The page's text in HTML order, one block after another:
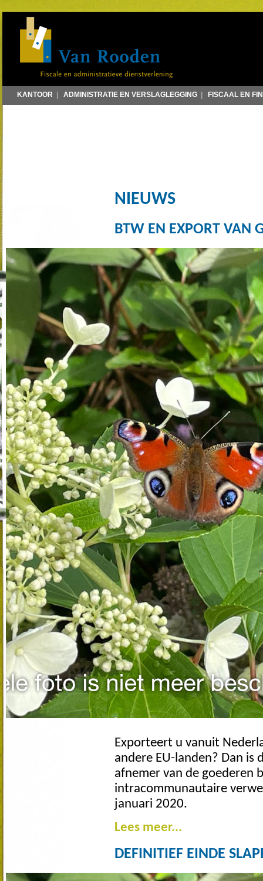
KANTOOR | ADMINISTRATIE EN VERSLAGLEGGING | FISCAAL EN
NIEUWS
BTW EN EXPORT VAN
Exporteert u vanuit
andere EU-landen? Dan is
afnemer van de goederen
intracommunautaire
januari 2020.
Lees meer...
DEFINITIEF EINDE